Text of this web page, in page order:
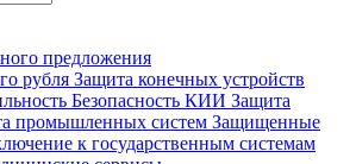
предложения
рубля Защита конечных устройств
Безопасность КИИ Защита
промышленных систем Защищенные
к государственным системам